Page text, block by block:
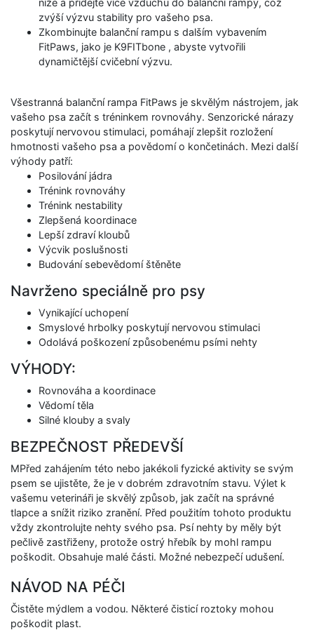
zvýší výzvu stability pro vašeho psa.
Zkombinujte balanční rampu s dalším vybavením
FitPaws, jako je K9FITbone , abyste vytvořili
dynamičtější cvičební výzvu.
Všestranná balanční rampa FitPaws je skvělým nástrojem, jak
vašeho psa začít s tréninkem rovnováhy. Senzorické nárazy
poskytují nervovou stimulaci, pomáhají zlepšit rozložení
hmotnosti vašeho psa a povědomí o končetinách. Mezi další
výhody patří:
Posilování jádra
Trénink rovnováhy
Trénink nestability
Zlepšená koordinace
Lepší zdraví kloubů
Výcvik poslušnosti
Budování sebevědomí štěněte
Navrženo speciálně pro psy
Vynikající uchopení
Smyslové hrbolky poskytují nervovou stimulaci
Odolává poškození způsobenému psími nehty
VÝHODY:
Rovnováha a koordinace
Vědomí těla
Silné klouby a svaly
BEZPEČNOST PŘEDEVŠÍ
MPřed zahájením této nebo jakékoli fyzické aktivity se svým
psem se ujistěte, že je v dobrém zdravotním stavu. Výlet k
vašemu veterináři je skvělý způsob, jak začít na správné
tlapce a snížit riziko zranění. Před použitím tohoto produktu
vždy zkontrolujte nehty svého psa. Psí nehty by měly být
pečlivě zastřiženy, protože ostrý hřebík by mohl rampu
poškodit. Obsahuje malé části. Možné nebezpečí udušení.
NÁVOD NA PÉČI
Čistěte mýdlem a vodou. Některé čisticí roztoky mohou
poškodit plast.